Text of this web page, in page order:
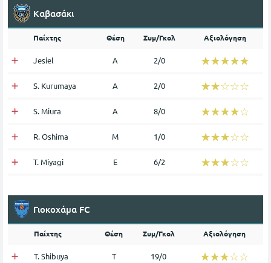
Καβασάκι
Παίχτης Θέση Συμ/Γκολ Αξιολόγηση
Jesiel Α 2/0 ☆☆☆☆☆
★★★★★
S. Kurumaya Α 2/0 ☆☆☆☆☆
★★★★★
S. Miura Α 8/0 ☆☆☆☆☆
★★★★★
R. Oshima Μ 1/0 ☆☆☆☆☆
★★★★★
T. Miyagi Ε 6/2 ☆☆☆☆☆
★★★★★
Γιοκοχάμα FC
Παίχτης Θέση Συμ/Γκολ Αξιολόγηση
T. Shibuya Τ 19/0 ☆☆☆☆☆
★★★★★